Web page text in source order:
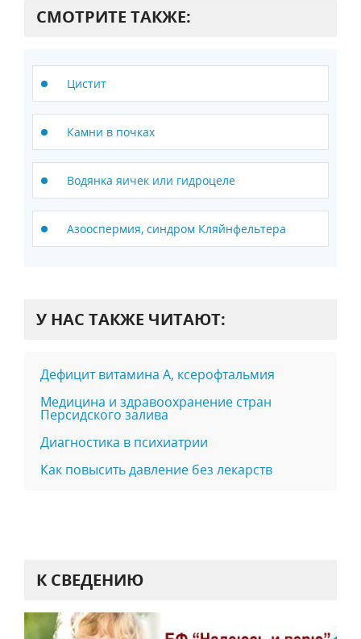
СМОТРИТЕ ТАКЖЕ:
Цистит
Камни в почках
Водянка яичек или гидроцеле
Азооспермия, синдром Кляйнфельтера
У НАС ТАКЖЕ ЧИТАЮТ:
Дефицит витамина А, ксерофтальмия
Медицина и здравоохранение стран
Персидского залива
Диагностика в психиатрии
Как повысить давление без лекарств
К СВЕДЕНИЮ